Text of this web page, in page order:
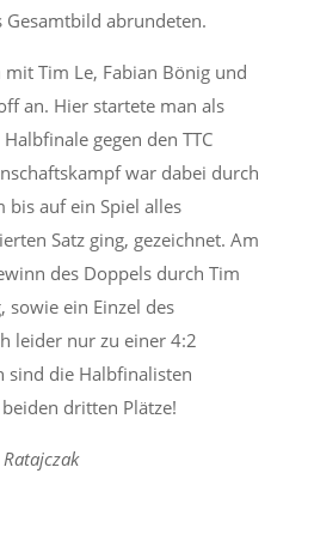
Gesamtbild abrundeten.
mit Tim Le, Fabian Bönig und
an. Hier startete man als
gegen den TTC
war dabei durch
bis auf ein Spiel alles
Satz ging, gezeichnet. Am
des Doppels durch Tim
sowie ein Einzel des
leider nur zu einer 4:2
sind die Halbfinalisten
dritten Plätze!